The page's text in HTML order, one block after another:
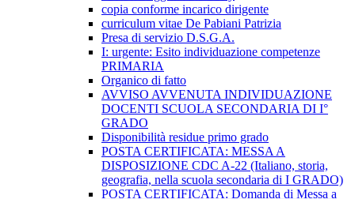
copia conforme incarico dirigente
curriculum vitae De Pabiani Patrizia
Presa di servizio D.S.G.A.
I: urgente: Esito individuazione competenze
PRIMARIA
Organico di fatto
AVVISO AVVENUTA INDIVIDUAZIONE
DOCENTI SCUOLA SECONDARIA DI I°
GRADO
Disponibilità residue primo grado
POSTA CERTIFICATA: MESSA A
DISPOSIZIONE CDC A-22 (Italiano, storia,
geografia, nella scuola secondaria di I GRADO)
POSTA CERTIFICATA: Domanda di Messa a